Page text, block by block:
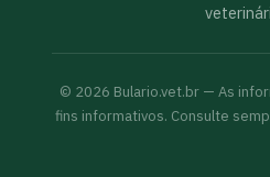
© 2026 Bulario.vet.br — As
fins informativos. Consulte